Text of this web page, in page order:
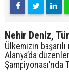
Nehir Deniz,
Ülkemizin
Alanya’da